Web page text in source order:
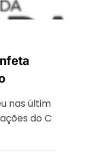
nas últim
do C